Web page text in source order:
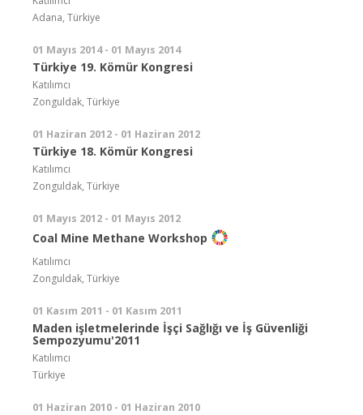
Adana, Türkiye
01 Mayıs 2014 - 01 Mayıs 2014
Türkiye 19. Kömür Kongresi
Katılımcı
Zonguldak, Türkiye
01 Haziran 2012 - 01 Haziran 2012
Türkiye 18. Kömür Kongresi
Katılımcı
Zonguldak, Türkiye
01 Mayıs 2012 - 01 Mayıs 2012
Coal Mine Methane Workshop
Katılımcı
Zonguldak, Türkiye
01 Kasım 2011 - 01 Kasım 2011
Maden işletmelerinde İşçi Sağlığı ve İş Güvenliği
Sempozyumu'2011
Katılımcı
Türkiye
01 Haziran 2010 - 01 Haziran 2010